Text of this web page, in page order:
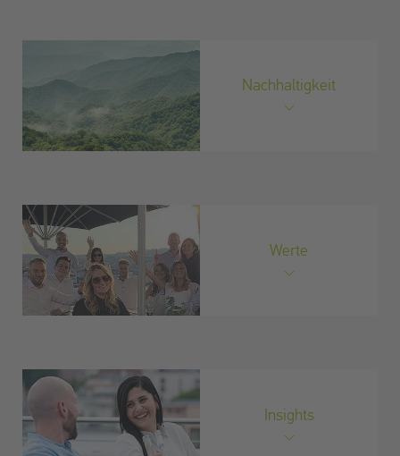
Nachhaltigkeit
Werte
Insights